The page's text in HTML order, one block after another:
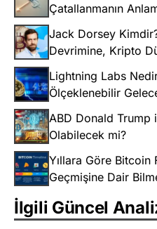
Çatallanmanın
Jack Dorsey
Devrimine, Kripto
Lightning Labs
Ölçeklenebilir
ABD Donald Trump
Olabilecek mi?
Yıllara Göre Bitcoin
Geçmişine Dair
İlgili Güncel